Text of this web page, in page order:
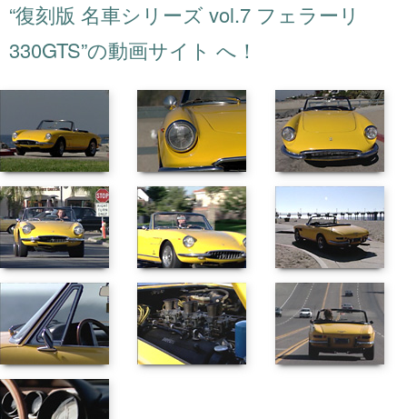
“復刻版 名車シリーズ vol.7 フェラーリ
330GTS”の動画サイト へ！